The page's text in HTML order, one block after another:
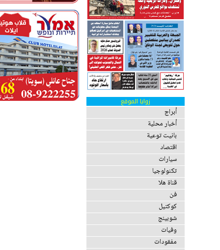
زوايا الموقع
أبراج
أخبار محلية
بانيت توعية
اقتصاد
سيارات
تكنولوجيا
قناة هلا
فن
كوكتيل
شوبينج
وفيات
مفقودات